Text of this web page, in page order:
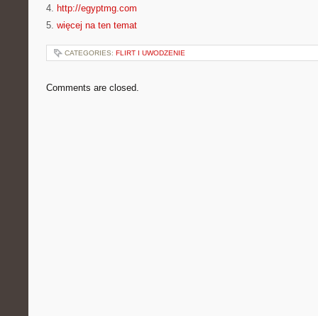
4. http://egyptmg.com
5. więcej na ten temat
CATEGORIES: FLIRT I UWODZENIE
Comments are closed.